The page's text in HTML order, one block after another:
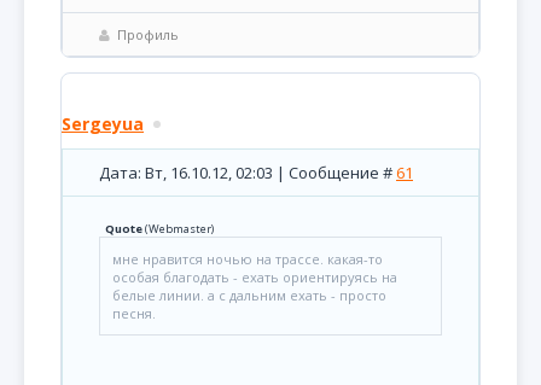
Профиль
Sergeyua
Дата: Вт, 16.10.12, 02:03 | Сообщение #61
Quote(Webmaster)
мне нравится ночью на трассе. какая-то
особая благодать - ехать ориентируясь на
белые линии. а с дальним ехать - просто
песня.